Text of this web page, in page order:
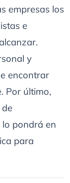
empresas los
e
y
encontrar
Por último,
pondrá en
para